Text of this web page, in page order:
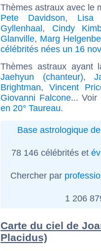
Thèmes astraux avec le
Pete Davidson, Lisa
Gyllenhaal, Cindy
Glanville, Marg
célébrités nées un 16
Thèmes astraux
Jaehyun (chanteur),
Brightman, Vincent
Giovanni Falcone...
en 20° Taureau.
Base astrologique
78 146 célébrités et
Chercher par
1 206
Carte du ciel de
Placidus)